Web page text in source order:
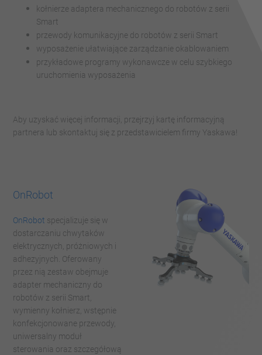
kołnierze adaptera mechanicznego do robotów z serii
Smart
przewody komunikacyjne do robotów z serii Smart
wyposażenie ułatwiające zarządzanie okablowaniem
przykładowe programy wykonawcze w celu szybkiego
uruchomienia wyposażenia
Aby uzyskać więcej informacji, przejrzyj kartę informacyjną
partnera lub skontaktuj się z przedstawicielem firmy Yaskawa!
OnRobot
OnRobot specjalizuje się w
dostarczaniu chwytaków
elektrycznych, próżniowych i
adhezyjnych. Oferowany
przez nią zestaw obejmuje
adapter mechaniczny do
robotów z serii Smart,
wymienny kołnierz, wstępnie
konfekcjonowane przewody,
uniwersalny moduł
sterowania oraz szczegółową